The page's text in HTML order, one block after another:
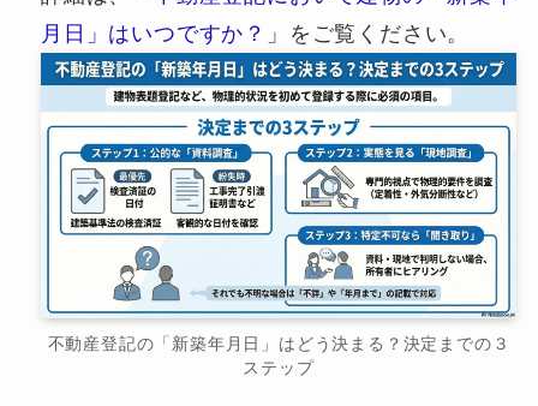
月日」はいつですか？ 」をご覧ください。
不動産登記の「新築年月日」はどう決まる？決定までの３
ステップ